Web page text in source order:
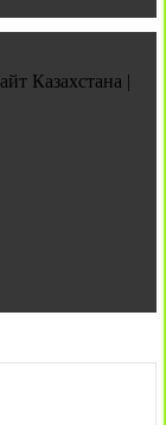
Казахстана |